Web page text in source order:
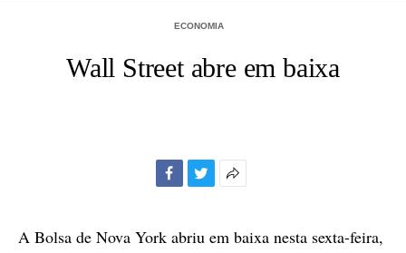
ECONOMIA
Wall Street abre em baixa
compartilhamento
A Bolsa de Nova York abriu em baixa nesta sexta-feira,